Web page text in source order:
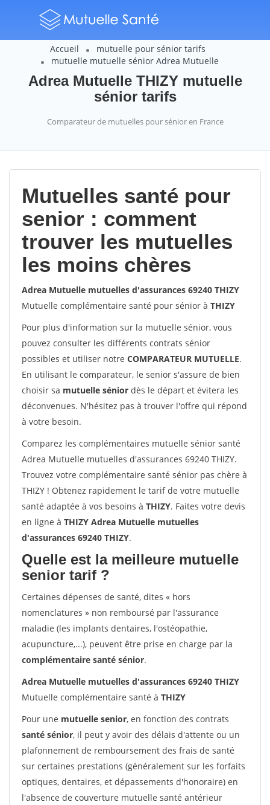
Accueil
mutuelle pour sénior tarifs
mutuelle mutuelle sénior Adrea Mutuelle
Adrea Mutuelle THIZY mutuelle
sénior tarifs
Comparateur de mutuelles pour sénior en France
Mutuelles santé pour
senior : comment
trouver les mutuelles
les moins chères
Adrea Mutuelle mutuelles d'assurances 69240 THIZY
Mutuelle complémentaire santé pour sénior à THIZY
Pour plus d'information sur la mutuelle sénior, vous
pouvez consulter les différents contrats sénior
possibles et utiliser notre COMPARATEUR MUTUELLE.
En utilisant le comparateur, le senior s'assure de bien
choisir sa mutuelle sénior dès le départ et évitera les
déconvenues. N'hésitez pas à trouver l'offre qui répond
à votre besoin.
Comparez les complémentaires mutuelle sénior santé
Adrea Mutuelle mutuelles d'assurances 69240 THIZY.
Trouvez votre complémentaire santé sénior pas chère à
THIZY ! Obtenez rapidement le tarif de votre mutuelle
santé adaptée à vos besoins à THIZY. Faites votre devis
en ligne à THIZY Adrea Mutuelle mutuelles
d'assurances 69240 THIZY.
Quelle est la meilleure mutuelle
senior tarif ?
Certaines dépenses de santé, dites « hors
nomenclatures » non remboursé par l'assurance
maladie (les implants dentaires, l'ostéopathie,
acupuncture,...), peuvent être prise en charge par la
complémentaire santé sénior.
Adrea Mutuelle mutuelles d'assurances 69240 THIZY
Mutuelle complémentaire santé à THIZY
Pour une mutuelle senior, en fonction des contrats
santé sénior, il peut y avoir des délais d'attente ou un
plafonnement de remboursement des frais de santé
sur certaines prestations (généralement sur les forfaits
optiques, dentaires, et dépassements d'honoraire) en
l'absence de couverture mutuelle santé antérieur